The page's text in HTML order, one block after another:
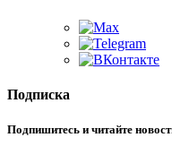
Подписка
Подпишитесь и читайте